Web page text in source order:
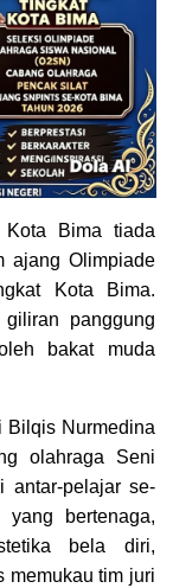
Bima tiada
ajang Olimpiade
Kota Bima.
panggung
bakat muda
Bilqis Nurmedina
olahraga Seni
antar-pelajar se-
bertenaga,
bela diri,
memukau tim juri